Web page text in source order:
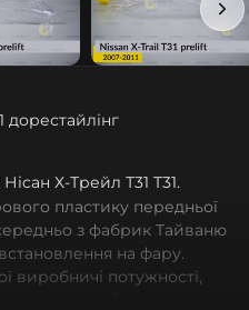
дорестайлінг
Ніcан Х-Трейл Т31 T31.
пластику передньої
з фабрик Тайваню
на фару.
виробничі потужності,
автомобілів мають